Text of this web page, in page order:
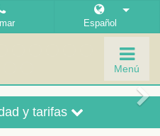
Español
Menú
y tarifas